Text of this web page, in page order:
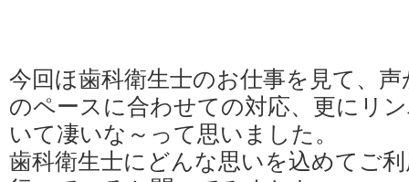
今回ほ歯科衛生士のお仕事を見て、
のペースに合わせての対応、更にリ
いて凄いな～って思いました。
歯科衛生士にどんな思いを込めてご